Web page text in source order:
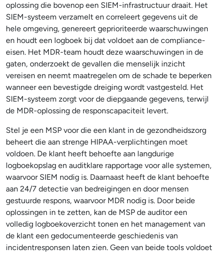
oplossing die bovenop een SIEM-infrastructuur draait. Het
SIEM-systeem verzamelt en correleert gegevens uit de
hele omgeving, genereert geprioriteerde waarschuwingen
en houdt een logboek bij dat voldoet aan de compliance-
eisen. Het MDR-team houdt deze waarschuwingen in de
gaten, onderzoekt de gevallen die menselijk inzicht
vereisen en neemt maatregelen om de schade te beperken
wanneer een bevestigde dreiging wordt vastgesteld. Het
SIEM-systeem zorgt voor de diepgaande gegevens, terwijl
de MDR-oplossing de responscapaciteit levert.
Stel je een MSP voor die een klant in de gezondheidszorg
beheert die aan strenge HIPAA-verplichtingen moet
voldoen. De klant heeft behoefte aan langdurige
logboekopslag en auditklare rapportage voor alle systemen,
waarvoor SIEM nodig is. Daarnaast heeft de klant behoefte
aan 24/7 detectie van bedreigingen en door mensen
gestuurde respons, waarvoor MDR nodig is. Door beide
oplossingen in te zetten, kan de MSP de auditor een
volledig logboekoverzicht tonen en het management van
de klant een gedocumenteerde geschiedenis van
incidentresponsen laten zien. Geen van beide tools voldoet